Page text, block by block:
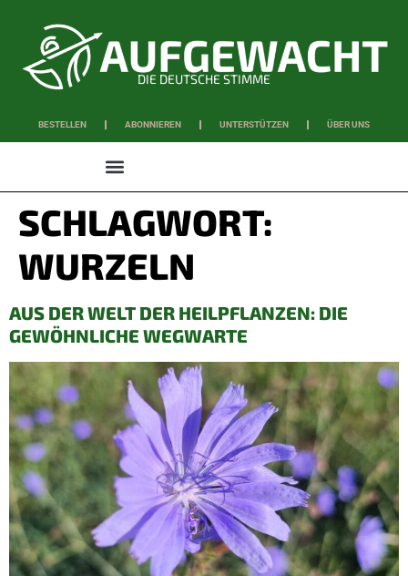
DIE DEUTSCHE STIMME
BESTELLEN ABONNIEREN UNTERSTÜTZEN ÜBER UNS
SCHLAGWORT:
WURZELN
AUS DER WELT DER HEILPFLANZEN: DIE
GEWÖHNLICHE WEGWARTE